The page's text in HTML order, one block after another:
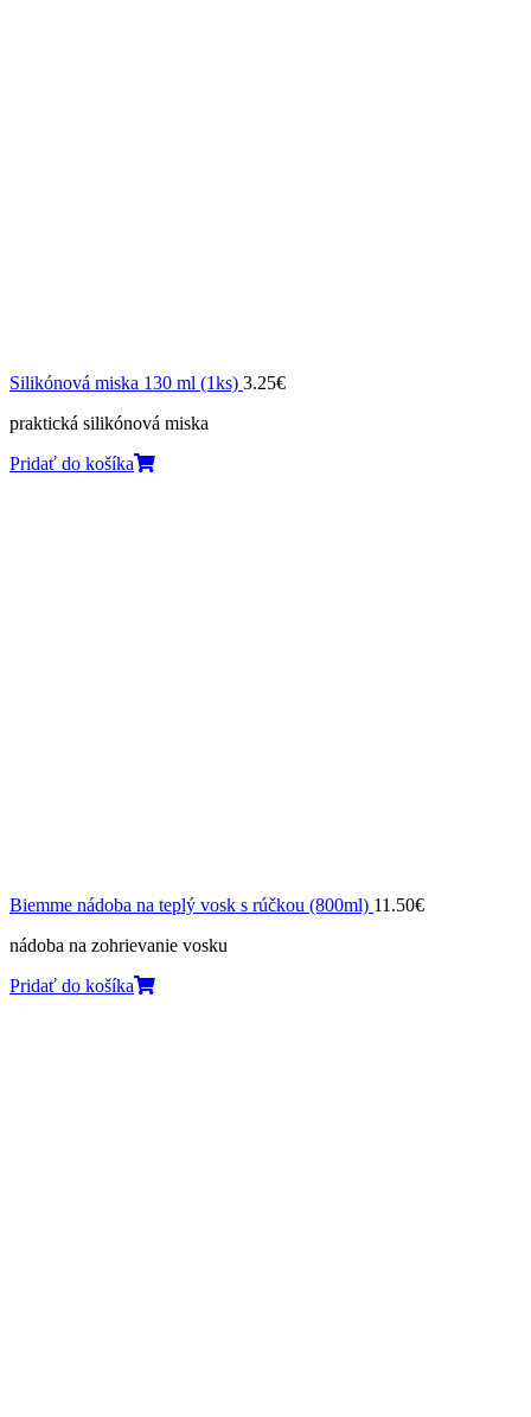
Silikónová miska 130 ml (1ks) 3.25€
praktická silikónová miska
Pridať do košíka
Biemme nádoba na teplý vosk s rúčkou (800ml) 11.50€
nádoba na zohrievanie vosku
Pridať do košíka